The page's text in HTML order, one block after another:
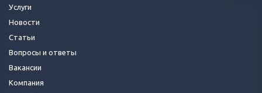
Услуги
Новости
Статьи
Вопросы и ответы
Вакансии
Компания